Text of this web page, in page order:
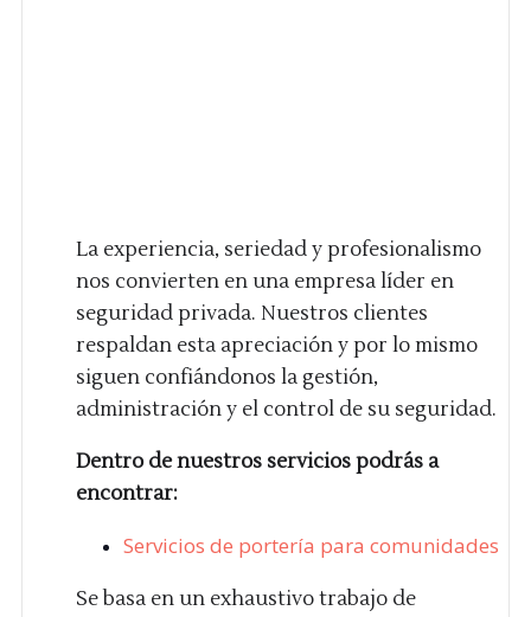
La experiencia, seriedad y profesionalismo
nos convierten en una empresa líder en
seguridad privada. Nuestros clientes
respaldan esta apreciación y por lo mismo
siguen confiándonos la gestión,
administración y el control de su seguridad.
Dentro de nuestros servicios podrás a
encontrar:
Servicios de portería para comunidades
Se basa en un exhaustivo trabajo de